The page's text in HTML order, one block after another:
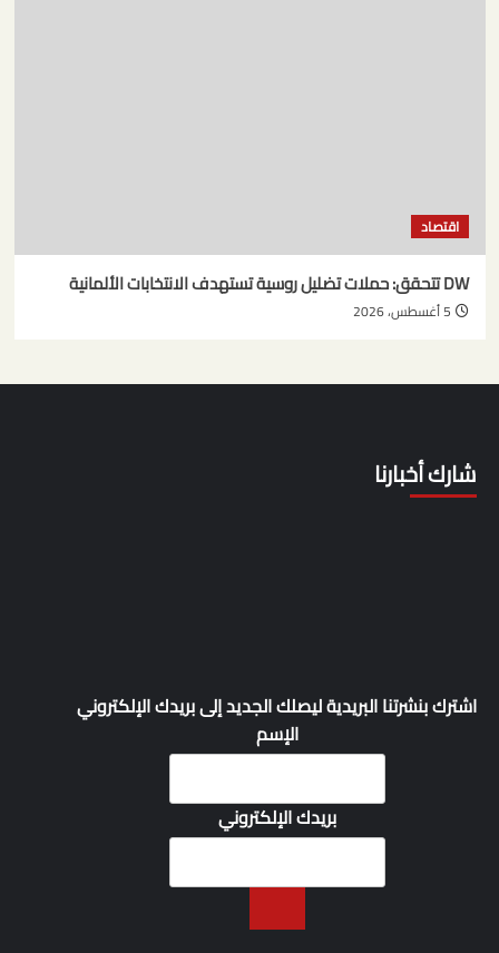
اقتصاد
DW تتحقق: حملات تضليل روسية تستهدف الانتخابات الألمانية
5 أغسطس، 2026
شارك أخبارنا
اشترك بنشرتنا البريدية ليصلك الجديد إلى بريدك الإلكتروني
الإسم
بريدك الإلكتروني